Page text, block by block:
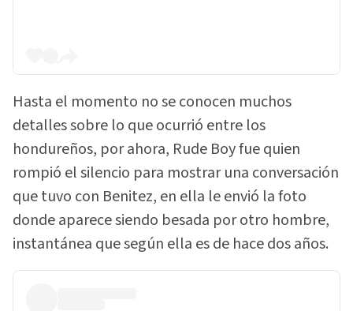
Hasta el momento no se conocen muchos
detalles sobre lo que ocurrió entre los
hondureños, por ahora, Rude Boy fue quien
rompió el silencio para mostrar una conversación
que tuvo con Benitez, en ella le envió la foto
donde aparece siendo besada por otro hombre,
instantánea que según ella es de hace dos años.